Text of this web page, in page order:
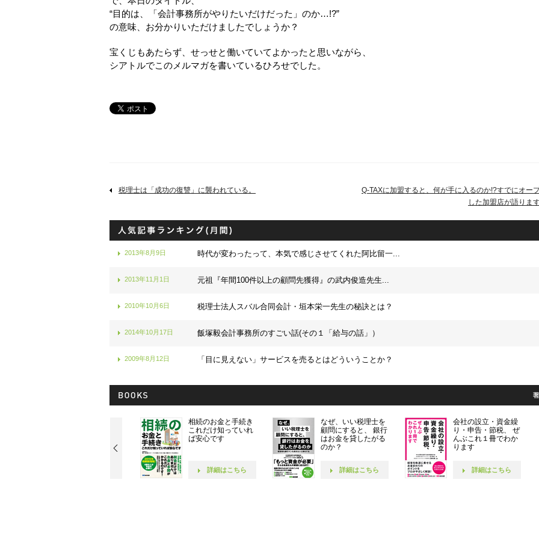
“目的は、「会計事務所がやりたいだけだった」のか…!?”
の意味、お分かりいただけましたでしょうか？
宝くじもあたらず、せっせと働いていてよかったと思いながら、
シアトルでこのメルマガを書いているひろせでした。
税理士は「成功の復讐」に襲われている。
Q-TAXに加盟すると、何が手に入るのか!?すでにオー
した加盟店が語ります
2013年8月9日 時代が変わったって、本気で感じさせてくれた阿比留一...
2013年11月1日 元祖『年間100件以上の顧問先獲得』の武内俊造先生...
2010年10月6日 税理士法人スバル合同会計・垣本栄一先生の秘訣とは？
2014年10月17日 飯塚毅会計事務所のすごい話(その１「給与の話」）
2009年8月12日 「目に見えない」サービスを売るとはどういうことか？
相続のお金と手続き
これだけ知っていれ
ば安心です
詳細はこちら
なぜ、いい税理士を
顧問にすると、 銀行
はお金を貸したがる
のか？
詳細はこちら
会社の設立・資金繰
り・申告・節税、 ぜ
んぶこれ１冊でわか
ります
詳細はこちら